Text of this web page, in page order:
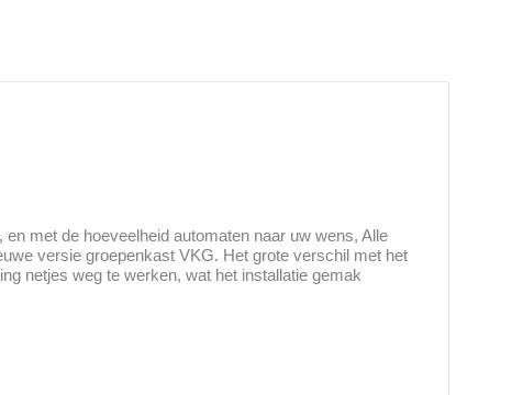
met de hoeveelheid automaten naar uw wens, Alle
versie groepenkast VKG. Het grote verschil met het
netjes weg te werken, wat het installatie gemak